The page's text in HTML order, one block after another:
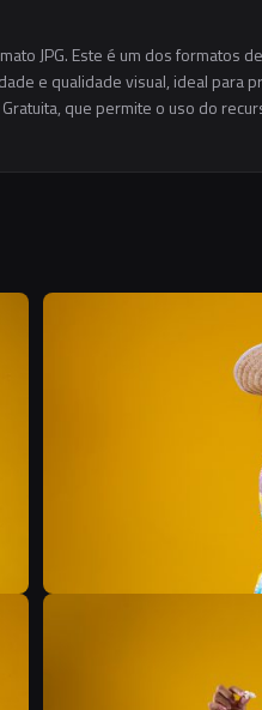
JPG. Este é um dos formatos
e qualidade visual, ideal para
que permite o uso do